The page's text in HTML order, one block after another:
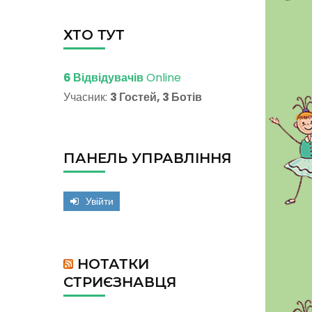
ХТО ТУТ
6 ВідвідувачівOnline
Учасник: 3 Гостей, 3 Ботів
ПАНЕЛЬ УПРАВЛІННЯ
Увійти
НОТАТКИ
СТРИЄЗНАВЦЯ